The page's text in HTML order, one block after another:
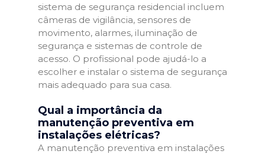
sistema de segurança residencial incluem
câmeras de vigilância, sensores de
movimento, alarmes, iluminação de
segurança e sistemas de controle de
acesso. O profissional pode ajudá-lo a
escolher e instalar o sistema de segurança
mais adequado para sua casa.
Qual a importância da
manutenção preventiva em
instalações elétricas?
A manutenção preventiva em instalações